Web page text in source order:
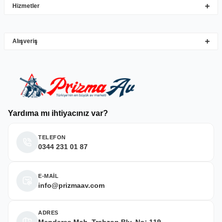
Deneyimini Paylaş
Yardıma mı ihtiyacınız var?
TELEFON
0344 231 01 87
E-MAİL
info@prizmaav.com
ADRES
Hizmetler
Alışveriş